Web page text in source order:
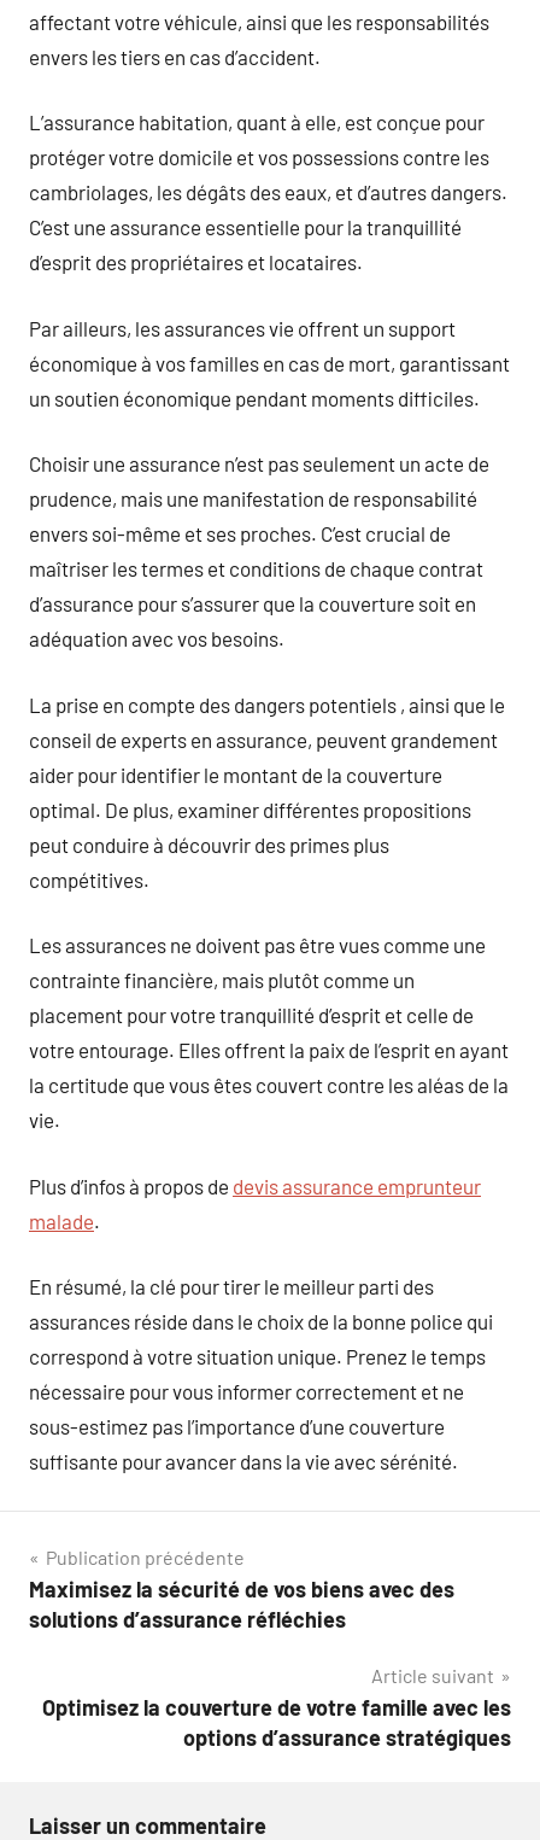
affectant votre véhicule, ainsi que les responsabilités
envers les tiers en cas d’accident.
L’assurance habitation, quant à elle, est conçue pour
protéger votre domicile et vos possessions contre les
cambriolages, les dégâts des eaux, et d’autres dangers.
C’est une assurance essentielle pour la tranquillité
d’esprit des propriétaires et locataires.
Par ailleurs, les assurances vie offrent un support
économique à vos familles en cas de mort, garantissant
un soutien économique pendant moments difficiles.
Choisir une assurance n’est pas seulement un acte de
prudence, mais une manifestation de responsabilité
envers soi-même et ses proches. C’est crucial de
maîtriser les termes et conditions de chaque contrat
d’assurance pour s’assurer que la couverture soit en
adéquation avec vos besoins.
La prise en compte des dangers potentiels , ainsi que le
conseil de experts en assurance, peuvent grandement
aider pour identifier le montant de la couverture
optimal. De plus, examiner différentes propositions
peut conduire à découvrir des primes plus
compétitives.
Les assurances ne doivent pas être vues comme une
contrainte financière, mais plutôt comme un
placement pour votre tranquillité d’esprit et celle de
votre entourage. Elles offrent la paix de l’esprit en ayant
la certitude que vous êtes couvert contre les aléas de la
vie.
Plus d’infos à propos de devis assurance emprunteur
malade.
En résumé, la clé pour tirer le meilleur parti des
assurances réside dans le choix de la bonne police qui
correspond à votre situation unique. Prenez le temps
nécessaire pour vous informer correctement et ne
sous-estimez pas l’importance d’une couverture
suffisante pour avancer dans la vie avec sérénité.
Navigation
de
Publication précédente
Maximisez la sécurité de vos biens avec des
solutions d’assurance réfléchies
Article suivant
Optimisez la couverture de votre famille avec les
options d’assurance stratégiques
Laisser un commentaire